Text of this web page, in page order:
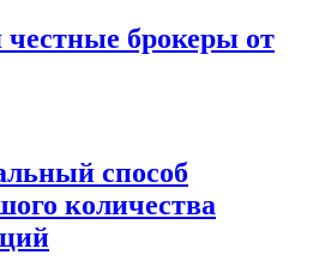
брокеры от
способ
количества